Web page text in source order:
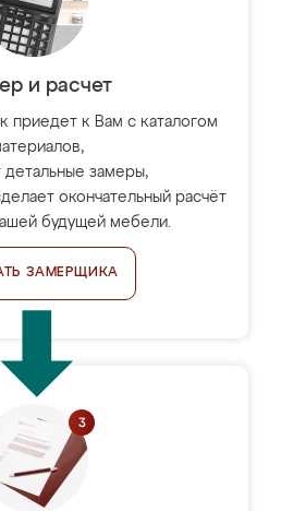
и расчет
приедет к Вам с каталогом
детальные замеры,
окончательный расчёт
будущей мебели.
ЗАМЕРЩИКА